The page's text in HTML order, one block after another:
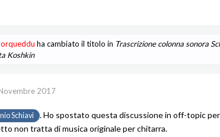
ha cambiato il titolo in Trascrizione colonna sonora
Koshkin
2017
Schiavi
. Ho spostato questa discussione in off-topic
non tratta di musica originale per chitarra.